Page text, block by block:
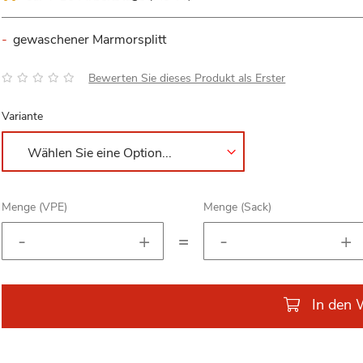
gewaschener Marmorsplitt
Bewertung: Bewerten Sie dieses Produkt als Erster
Variante
Menge (VPE)
=
Menge (Sack)
In den